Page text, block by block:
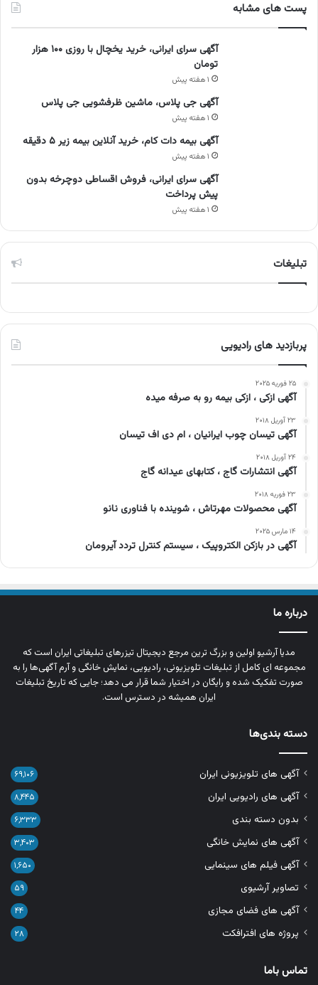
پست های مشابه
آگهی سرای ایرانی، خرید یخچال با روزی ۱۰۰ هزار
تومان
۱ هفته پیش
آگهی جی پلاس، ماشین ظرفشویی جی پلاس
۱ هفته پیش
آگهی بیمه دات کام، خرید آنلاین بیمه زیر ۵ دقیقه
۱ هفته پیش
آگهی سرای ایرانی، فروش اقساطی دوچرخه بدون
پیش پرداخت
۱ هفته پیش
تبلیغات
پربازدید های رادیویی
۲۵ فوریه ۲۰۲۵
آگهی ازکی ، ازکی بیمه رو به صرفه میده
۲۳ آوریل ۲۰۱۸
آگهی تیسان چوب ایرانیان ، ام دی اف تیسان
۲۴ آوریل ۲۰۱۸
آگهی انتشارات گاج ، کتابهای عیدانه گاج
۲۳ فوریه ۲۰۱۸
آگهی محصولات مهرتاش ، شوینده با فناوری نانو
۱۴ مارس ۲۰۲۵
آگهی در بازکن الکتروپیک ، سیستم کنترل تردد آیرومان
درباره ما
مدیا آرشیو اولین و بزرگ‌ ترین مرجع دیجیتال تیزرهای تبلیغاتی ایران است که
مجموعه‌ ای کامل از تبلیغات تلویزیونی، رادیویی، نمایش خانگی و آرم‌ آگهی‌ها را به‌
صورت تفکیک‌ شده و رایگان در اختیار شما قرار می‌ دهد؛ جایی که تاریخ تبلیغات
ایران همیشه در دسترس است.
دسته بندی‌ها
آگهی های تلویزیونی ایران ۶۹,۱۰۶
آگهی های رادیویی ایران ۸,۴۴۵
بدون دسته بندی ۶,۳۳۳
آگهی های نمایش خانگی ۳,۴۰۳
آگهی فیلم های سینمایی ۱,۶۵۰
تصاویر آرشیوی ۵۹
آگهی های فضای مجازی ۴۴
پروژه های افترافکت ۲۸
تماس باما